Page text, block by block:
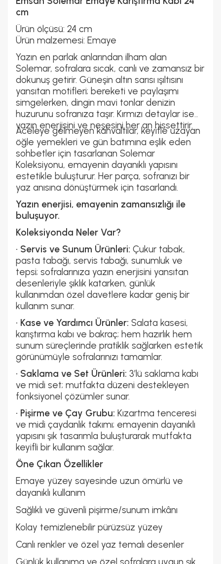
cm
Ürün ölçüsü: 24 cm
Ürün malzemesi: Emaye
Yazın en parlak anlarından ilham alan
Solemar, sofralara sıcak, canlı ve zamansız bir
dokunuş getirir. Güneşin altın sarısı ışıltısını
yansıtan motifleri; bereketi ve paylaşımı
simgelerken, dingin mavi tonlar denizin
huzurunu sofranıza taşır. Kırmızı detaylar ise
yazın enerjisini ve neşesini her an hissettirir.
Aceleye gelmeyen kahvaltılar, keyifle uzayan
öğle yemekleri ve gün batımına eşlik eden
sohbetler için tasarlanan Solemar
Koleksiyonu, emayenin dayanıklı yapısını
estetikle buluşturur. Her parça, sofranızı bir
yaz anısına dönüştürmek için tasarlandı.
Yazın enerjisi, emayenin zamansızlığı ile
buluşuyor.
Koleksiyonda Neler Var?
• Servis ve Sunum Ürünleri: Çukur tabak,
pasta tabağı, servis tabağı, sunumluk ve
tepsi; sofralarınıza yazın enerjisini yansıtan
desenleriyle şıklık katarken, günlük
kullanımdan özel davetlere kadar geniş bir
kullanım sunar.
• Kase ve Yardımcı Ürünler: Salata kasesi,
karıştırma kabı ve bakraç; hem hazırlık hem
sunum süreçlerinde pratiklik sağlarken estetik
görünümüyle sofralarınızı tamamlar.
• Saklama ve Set Ürünleri: 3’lü saklama kabı
ve midi set; mutfakta düzeni destekleyen
fonksiyonel çözümler sunar.
• Pişirme ve Çay Grubu: Kızartma tenceresi
ve midi çaydanlık takımı; emayenin dayanıklı
yapısını şık tasarımla buluşturarak mutfakta
keyifli bir kullanım sağlar.
Öne Çıkan Özellikler
Emaye yüzey sayesinde uzun ömürlü ve
dayanıklı kullanım
Sağlıklı ve güvenli pişirme/sunum imkânı
Kolay temizlenebilir pürüzsüz yüzey
Canlı renkler ve özel yaz temalı desenler